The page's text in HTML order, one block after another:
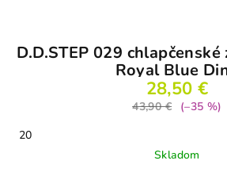
D.D.STEP 029
Royal Blue
28,50 €
43,90 €
(–35 %)
20
Skladom